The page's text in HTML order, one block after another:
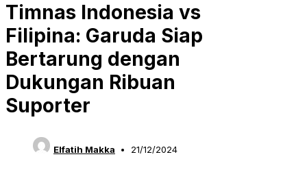
Timnas Indonesia vs
Filipina: Garuda Siap
Bertarung dengan
Dukungan Ribuan
Suporter
Elfatih Makka 21/12/2024